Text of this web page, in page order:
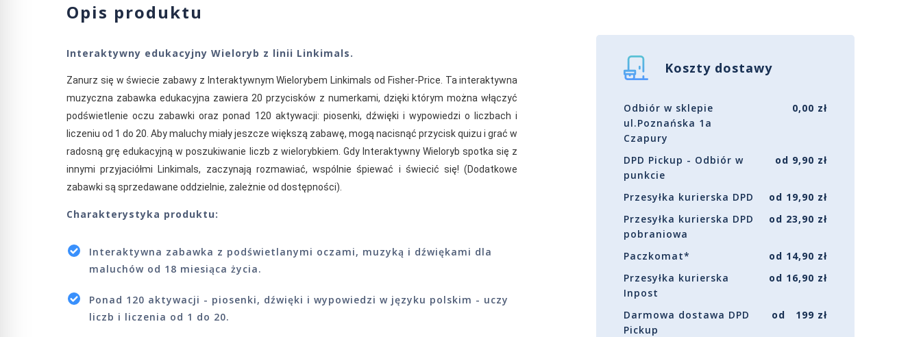
Opis produktu
Interaktywny edukacyjny Wieloryb z linii Linkimals.
Zanurz się w świecie zabawy z Interaktywnym Wielorybem Linkimals od Fisher-Price. Ta interaktywna
muzyczna zabawka edukacyjna zawiera 20 przycisków z numerkami, dzięki którym można włączyć
podświetlenie oczu zabawki oraz ponad 120 aktywacji: piosenki, dźwięki i wypowiedzi o liczbach i
liczeniu od 1 do 20. Aby maluchy miały jeszcze większą zabawę, mogą nacisnąć przycisk quizu i grać w
radosną grę edukacyjną w poszukiwanie liczb z wielorybkiem. Gdy Interaktywny Wieloryb spotka się z
innymi przyjaciółmi Linkimals, zaczynają rozmawiać, wspólnie śpiewać i świecić się! (Dodatkowe
zabawki są sprzedawane oddzielnie, zależnie od dostępności).
Charakterystyka produktu:
Interaktywna zabawka z podświetlanymi oczami, muzyką i dźwiękami dla
maluchów od 18 miesiąca życia.
Ponad 120 aktywacji - piosenki, dźwięki i wypowiedzi w języku polskim - uczy
liczb i liczenia od 1 do 20.
Koszty dostawy
Odbiór w sklepie
ul.Poznańska 1a
Czapury
0,00 zł
DPD Pickup - Odbiór w
punkcie
od 9,90 zł
Przesyłka kurierska DPD
od 19,90 zł
Przesyłka kurierska DPD
pobraniowa
od 23,90 zł
Paczkomat*
od 14,90 zł
Przesyłka kurierska
Inpost
od 16,90 zł
Darmowa dostawa DPD
Pickup
od 199 zł